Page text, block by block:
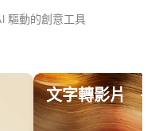
驅動的創意工具
文字轉影片